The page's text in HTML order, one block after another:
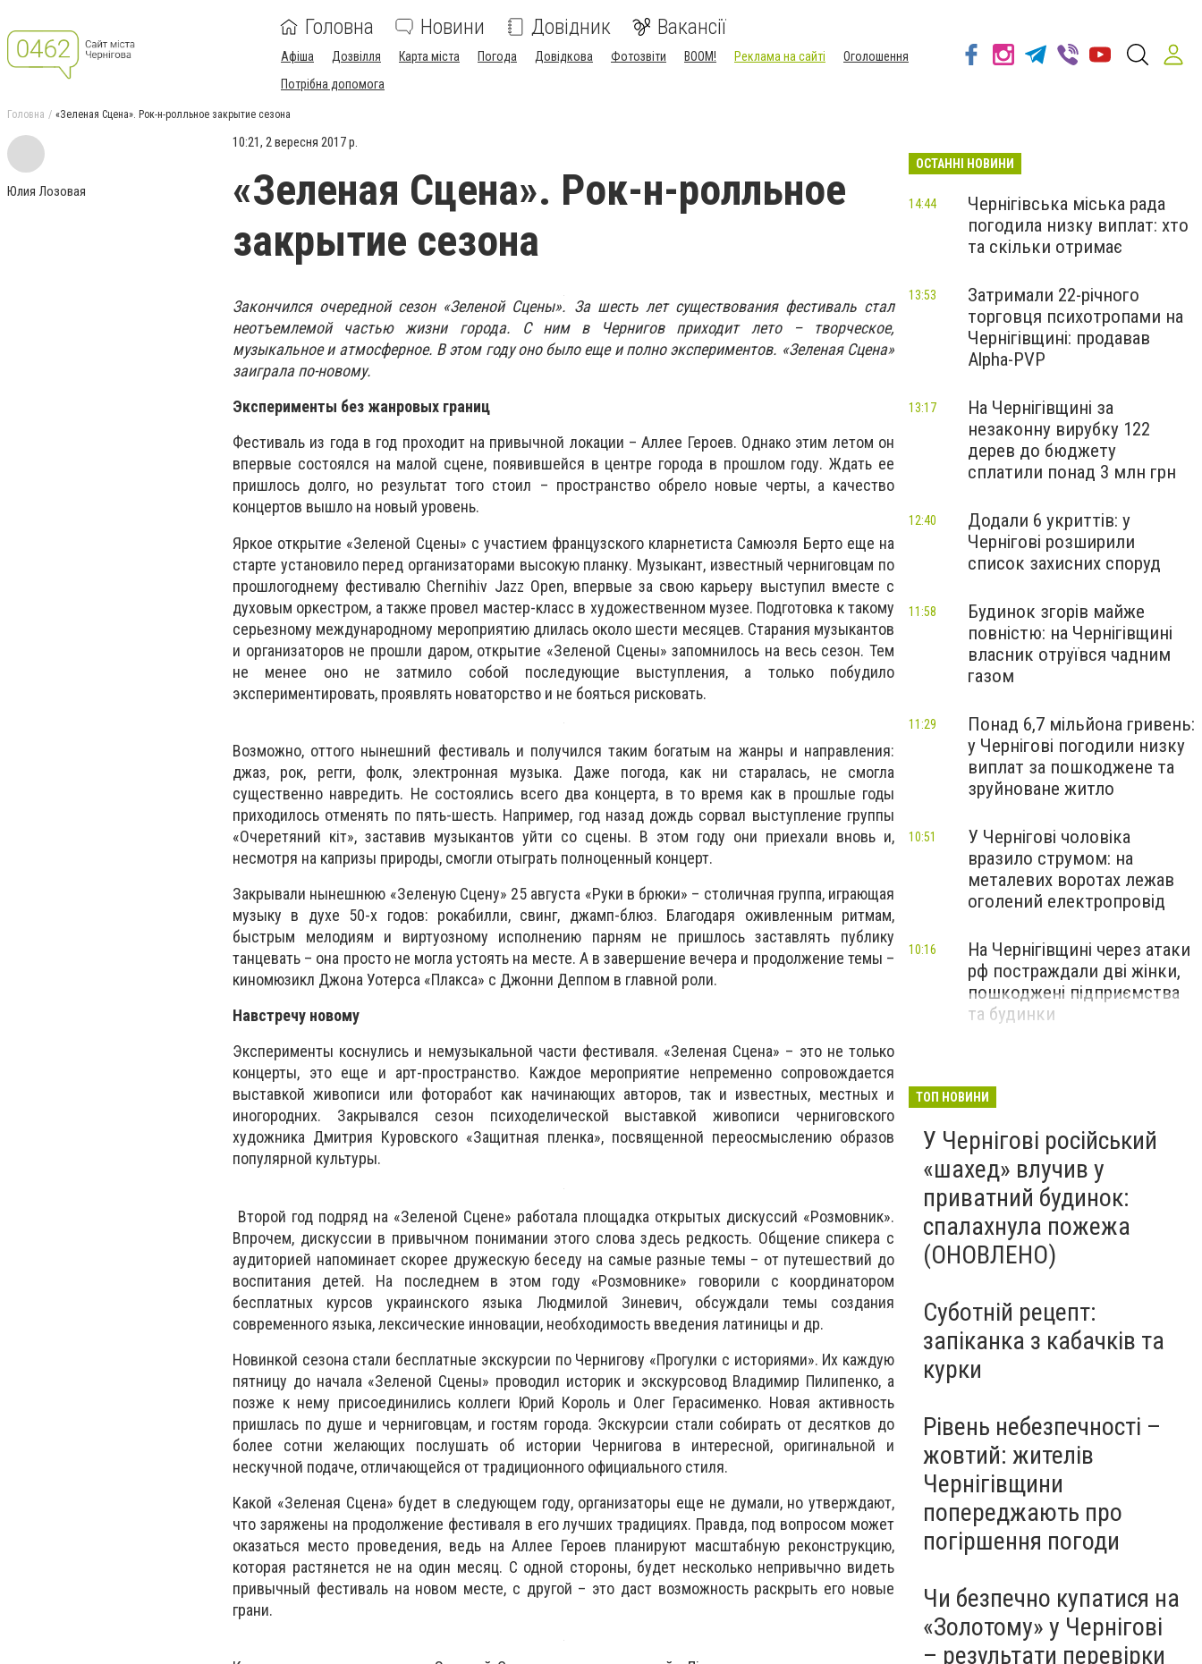
Головна Новини Довідник Вакансії
Афіша Дозвілля Карта міста Погода Довідкова Фотозвіти BOOM! Реклама на сайті
Оголошення
Потрібна допомога
Головна «Зеленая Сцена». Рок-н-ролльное закрытие сезона
Юлия Лозовая
10:21, 2 вересня 2017 р.
«Зеленая Сцена». Рок-н-ролльное
закрытие сезона
Закончился очередной сезон «Зеленой Сцены». За шесть лет существования фестиваль стал
неотъемлемой частью жизни города. С ним в Чернигов приходит лето – творческое,
музыкальное и атмосферное. В этом году оно было еще и полно экспериментов. «Зеленая Сцена»
заиграла по-новому.
Эксперименты без жанровых границ
Фестиваль из года в год проходит на привычной локации – Аллее Героев. Однако этим летом он
впервые состоялся на малой сцене, появившейся в центре города в прошлом году. Ждать ее
пришлось долго, но результат того стоил – пространство обрело новые черты, а качество
концертов вышло на новый уровень.
Яркое открытие «Зеленой Сцены» с участием французского кларнетиста Самюэля Берто еще на
старте установило перед организаторами высокую планку. Музыкант, известный черниговцам по
прошлогоднему фестивалю Chernihiv Jazz Open, впервые за свою карьеру выступил вместе с
духовым оркестром, а также провел мастер-класс в художественном музее. Подготовка к такому
серьезному международному мероприятию длилась около шести месяцев. Старания музыкантов
и организаторов не прошли даром, открытие «Зеленой Сцены» запомнилось на весь сезон. Тем
не менее оно не затмило собой последующие выступления, а только побудило
экспериментировать, проявлять новаторство и не бояться рисковать.
Возможно, оттого нынешний фестиваль и получился таким богатым на жанры и направления:
джаз, рок, регги, фолк, электронная музыка. Даже погода, как ни старалась, не смогла
существенно навредить. Не состоялись всего два концерта, в то время как в прошлые годы
приходилось отменять по пять-шесть. Например, год назад дождь сорвал выступление группы
«Очеретяний кіт», заставив музыкантов уйти со сцены. В этом году они приехали вновь и,
несмотря на капризы природы, смогли отыграть полноценный концерт.
Закрывали нынешнюю «Зеленую Сцену» 25 августа «Руки в брюки» – столичная группа, играющая
музыку в духе 50-х годов: рокабилли, свинг, джамп-блюз. Благодаря оживленным ритмам,
быстрым мелодиям и виртуозному исполнению парням не пришлось заставлять публику
танцевать – она просто не могла устоять на месте. А в завершение вечера и продолжение темы –
киномюзикл Джона Уотерса «Плакса» с Джонни Деппом в главной роли.
Навстречу новому
Эксперименты коснулись и немузыкальной части фестиваля. «Зеленая Сцена» – это не только
концерты, это еще и арт-пространство. Каждое мероприятие непременно сопровождается
выставкой живописи или фоторабот как начинающих авторов, так и известных, местных и
иногородних. Закрывался сезон психоделической выставкой живописи черниговского
художника Дмитрия Куровского «Защитная пленка», посвященной переосмыслению образов
популярной культуры.
Второй год подряд на «Зеленой Сцене» работала площадка открытых дискуссий «Розмовник».
Впрочем, дискуссии в привычном понимании этого слова здесь редкость. Общение спикера с
аудиторией напоминает скорее дружескую беседу на самые разные темы – от путешествий до
воспитания детей. На последнем в этом году «Розмовнике» говорили с координатором
бесплатных курсов украинского языка Людмилой Зиневич, обсуждали темы создания
современного языка, лексические инновации, необходимость введения латиницы и др.
Новинкой сезона стали бесплатные экскурсии по Чернигову «Прогулки с историями». Их каждую
пятницу до начала «Зеленой Сцены» проводил историк и экскурсовод Владимир Пилипенко, а
позже к нему присоединились коллеги Юрий Король и Олег Герасименко. Новая активность
пришлась по душе и черниговцам, и гостям города. Экскурсии стали собирать от десятков до
более сотни желающих послушать об истории Чернигова в интересной, оригинальной и
нескучной подаче, отличающейся от традиционного официального стиля.
Какой «Зеленая Сцена» будет в следующем году, организаторы еще не думали, но утверждают,
что заряжены на продолжение фестиваля в его лучших традициях. Правда, под вопросом может
оказаться местопроведения, ведь на Аллее Героев планируют масштабную реконструкцию,
которая растянется не на один месяц. С одной стороны, будет несколько непривычно видеть
привычный фестиваль на новом месте, с другой – это даст возможность раскрыть его новые
грани.
ОСТАННІ НОВИНИ
Чернігівська міська рада
погодила низку виплат: хто
та скільки отримає
14:44
Затримали 22-річного
торговця психотропами на
Чернігівщині: продавав
Alpha-PVP
13:53
На Чернігівщині за
незаконну вирубку 122
дерев до бюджету
сплатили понад 3 млн грн
13:17
Додали 6 укриттів: у
Чернігові розширили
список захисних споруд
12:40
Будинок згорів майже
повністю: на Чернігівщині
власник отруївся чадним
газом
11:58
Понад 6,7 мільйона гривень:
у Чернігові погодили низку
виплат за пошкоджене та
зруйноване житло
11:29
У Чернігові чоловіка
вразило струмом: на
металевих воротах лежав
оголений електропровід
10:51
На Чернігівщині через атаки
рф постраждали дві жінки,
пошкоджені підприємства
та будинки
10:16
ТОП НОВИНИ
У Чернігові російський
«шахед» влучив у
приватний будинок:
спалахнула пожежа
(ОНОВЛЕНО)
Суботній рецепт:
запіканка з кабачків та
курки
Рівень небезпечності –
жовтий: жителів
Чернігівщини
попереджають про
погіршення погоди
Чи безпечно купатися на
«Золотому» у Чернігові
– результати перевірки